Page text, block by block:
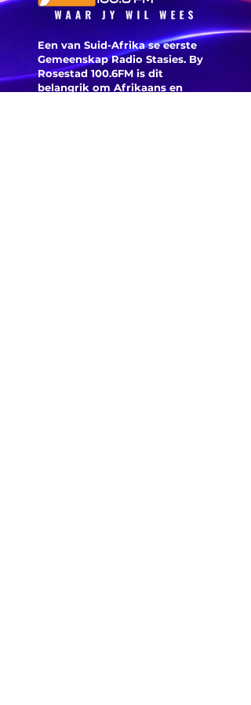
Een van Suid-Afrika se eerste
Gemeenskap Radio Stasies. By
Rosestad 100.6FM is dit
belangrik om Afrikaans en